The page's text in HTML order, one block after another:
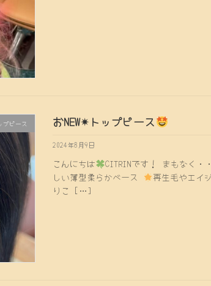
プピース おNEW✴︎トップピース
2024年8月9日
こんにちは CITRINです！ まもなく・
しい薄型柔らかベース
再生毛やエイ
りこ […]